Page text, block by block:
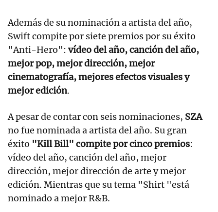
Además de su nominación a artista del año,
Swift compite por siete premios por su éxito
"Anti-Hero": vídeo del año, canción del año,
mejor pop, mejor dirección, mejor
cinematografía, mejores efectos visuales y
mejor edición.
A pesar de contar con seis nominaciones, SZA
no fue nominada a artista del año. Su gran
éxito "Kill Bill" compite por cinco premios:
vídeo del año, canción del año, mejor
dirección, mejor dirección de arte y mejor
edición. Mientras que su tema "Shirt "está
nominado a mejor R&B.